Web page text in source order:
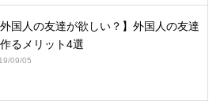
外国人の友達が欲しい？】外国人の友達
るメリット4選
09/05